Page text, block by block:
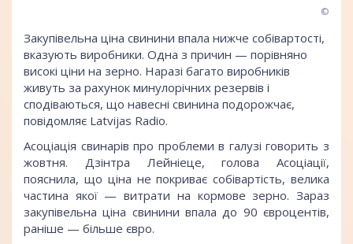
©
Закупівельна ціна свинини впала нижче собівартості,
вказують виробники. Одна з причин — порівняно
високі ціни на зерно. Наразі багато виробників
живуть за рахунок минулорічних резервів і
сподіваються, що навесні свинина подорожчає,
повідомляє Latvijas Radio.
Асоціація свинарів про проблеми в галузі говорить з
жовтня. Дзінтра Лейніеце, голова Асоціації,
пояснила, що ціна не покриває собівартість, велика
частина якої — витрати на кормове зерно. Зараз
закупівельна ціна свинини впала до 90 євроцентів,
раніше — більше євро.